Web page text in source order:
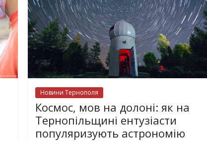
Новини Тернополя
Космос, мов на долоні: як на
Тернопільщині ентузіасти
популяризують астрономію